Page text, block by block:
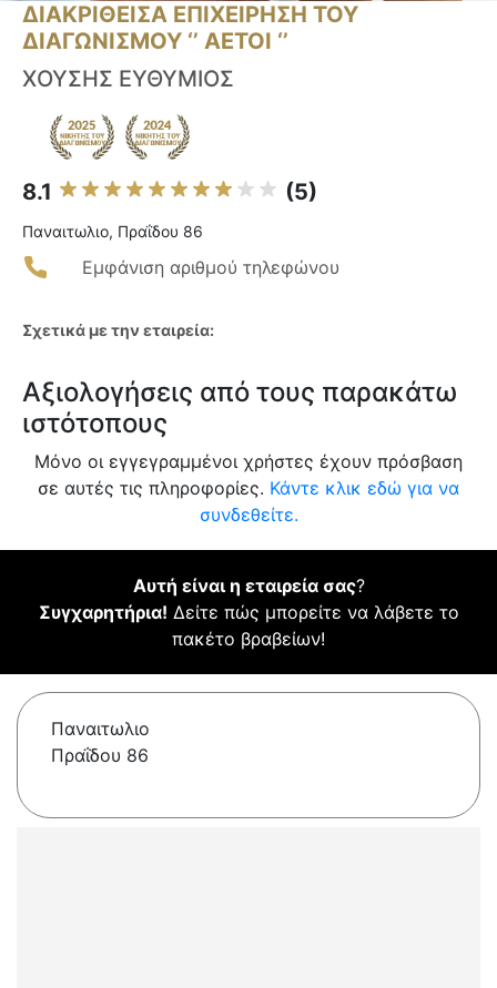
ΔΙΑΚΡΙΘΕΙΣΑ ΕΠΙΧΕΙΡΗΣΗ ΤΟΥ
ΔΙΑΓΩΝΙΣΜΟΥ ‘’ ΑΕΤΟΙ ‘’
ΧΟΥΣΗΣ ΕΥΘΥΜΙΟΣ
8.1 (5)
Παναιτωλιο, Πραΐδου 86
Εμφάνιση αριθμού τηλεφώνου
Σχετικά με την εταιρεία:
Αξιολογήσεις από τους παρακάτω
ιστότοπους
Μόνο οι εγγεγραμμένοι χρήστες έχουν πρόσβαση
σε αυτές τις πληροφορίες. Κάντε κλικ εδώ για να
συνδεθείτε.
Αυτή είναι η εταιρεία σας?
Συγχαρητήρια! Δείτε πώς μπορείτε να λάβετε το
πακέτο βραβείων!
Παναιτωλιο
Πραΐδου 86